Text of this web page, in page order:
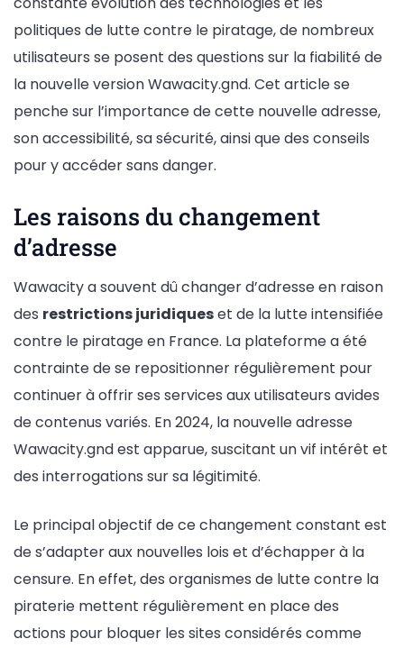
politiques de lutte contre le piratage, de nombreux
utilisateurs se posent des questions sur la fiabilité de
la nouvelle version Wawacity.gnd. Cet article se
penche sur l’importance de cette nouvelle adresse,
son accessibilité, sa sécurité, ainsi que des conseils
pour y accéder sans danger.
Les raisons du changement
d’adresse
Wawacity a souvent dû changer d’adresse en raison
des restrictions juridiqueset de la lutte intensifiée
contre le piratage en France. La plateforme a été
contrainte de se repositionner régulièrement pour
continuer à offrir ses services aux utilisateurs avides
de contenus variés. En 2024, la nouvelle adresse
Wawacity.gnd est apparue, suscitant un vif intérêt et
des interrogations sur sa légitimité.
Le principal objectif de ce changement constant est
de s’adapter aux nouvelles lois et d’échapper à la
censure. En effet, des organismes de lutte contre la
piraterie mettent régulièrement en place des
actions pour bloquer les sites considérés comme